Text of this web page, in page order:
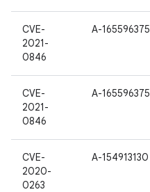
CVE-
2021-
0846
A-165596375
CVE-
2021-
0846
A-165596375
CVE-
2020-
0263
A-154913130